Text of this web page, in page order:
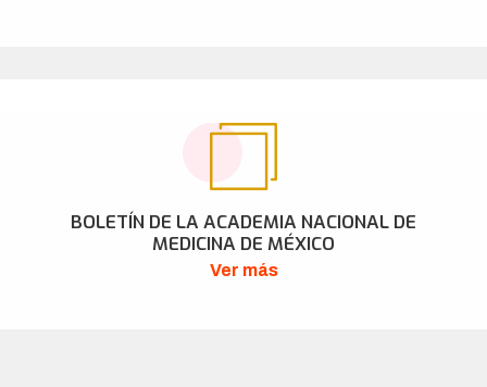
BOLETÍN DE LA ACADEMIA NACIONAL DE
MEDICINA DE MÉXICO
Ver más